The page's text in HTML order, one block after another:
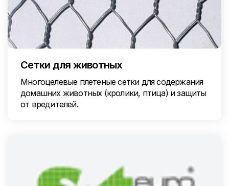
Сетки для животных
Многоцелевые плетеные сетки для содержания
домашних животных (кролики, птица) и защиты
от вредителей.